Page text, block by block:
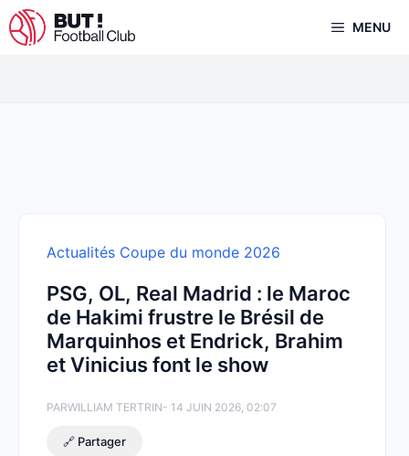
Aller
au
MENU
Actualités Coupe du monde 2026
PSG, OL, Real Madrid : le Maroc
de Hakimi frustre le Brésil de
Marquinhos et Endrick, Brahim
et Vinicius font le show
PARWILLIAM TERTRIN- 14 JUIN 2026, 02:07
🔗 Partager